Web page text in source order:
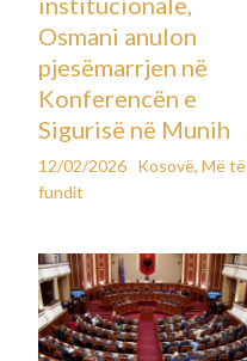
Osmani anulon
pjesëmarrjen në
Konferencën e
Sigurisë në Munih
12/02/2026 Kosovë,Më të
fundit